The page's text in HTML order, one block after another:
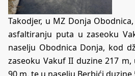
Takodjer, u MZ Donja
asfaltiranju puta u zaseoku
naselju Obodnica Donja, kod
zaseoku Vakuf II duzine 217 m,